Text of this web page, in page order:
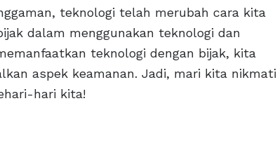
teknologi telah merubah cara kita
dalam menggunakan teknologi dan
teknologi dengan bijak, kita
aspek keamanan. Jadi, mari kita nikmati
hari kita!